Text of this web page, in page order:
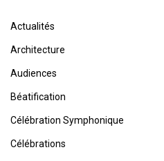
Actualités
Architecture
Audiences
Béatification
Célébration Symphonique
Célébrations